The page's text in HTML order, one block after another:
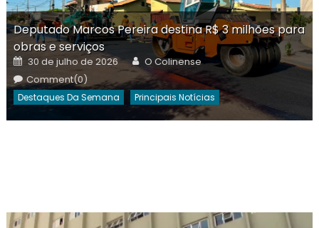
Deputado Marcos Pereira destina R$ 3 milhões para
obras e serviços
Posted
on
30 de julho de 2026 Author
O Colinense
Comment(0)
Destaques Da Semana Principais Notícias